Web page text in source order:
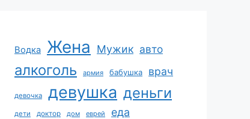
Водка Жена Мужик авто
алкоголь армия бабушка врач
девочка девушка деньги
дети доктор дом еврей еда